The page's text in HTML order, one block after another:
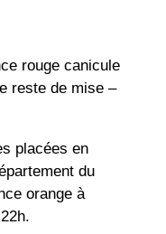
rouge canicule
reste de mise –
placées en
du
orange à